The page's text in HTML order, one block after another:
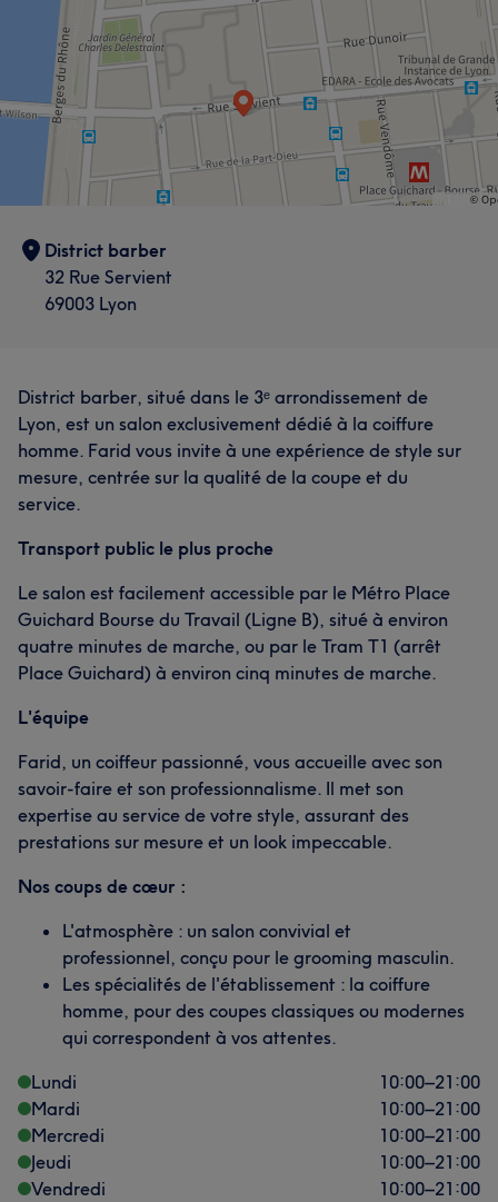
District barber
32 Rue Servient
69003 Lyon
District barber, situé dans le 3ᵉ arrondissement de
Lyon, est un salon exclusivement dédié à la coiffure
homme. Farid vous invite à une expérience de style sur
mesure, centrée sur la qualité de la coupe et du
service.
Transport public le plus proche
Le salon est facilement accessible par le Métro Place
Guichard Bourse du Travail (Ligne B), situé à environ
quatre minutes de marche, ou par le Tram T1 (arrêt
Place Guichard) à environ cinq minutes de marche.
L'équipe
Farid, un coiffeur passionné, vous accueille avec son
savoir-faire et son professionnalisme. Il met son
expertise au service de votre style, assurant des
prestations sur mesure et un look impeccable.
Nos coups de cœur :
L'atmosphère : un salon convivial et
professionnel, conçu pour le grooming masculin.
Les spécialités de l'établissement : la coiffure
homme, pour des coupes classiques ou modernes
qui correspondent à vos attentes.
Lundi
10:00–21:00
Mardi
10:00–21:00
Mercredi
10:00–21:00
Jeudi
10:00–21:00
Vendredi
10:00–21:00